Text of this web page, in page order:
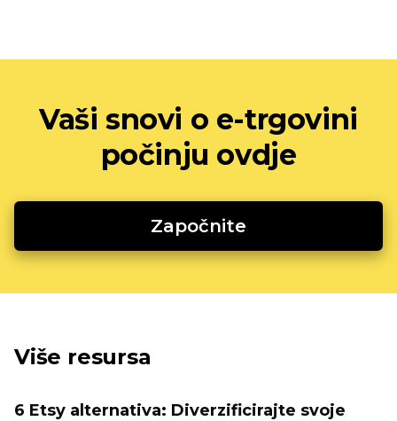
Vaši snovi o e-trgovini
počinju ovdje
Započnite
Više resursa
6 Etsy alternativa: Diverzificirajte svoje